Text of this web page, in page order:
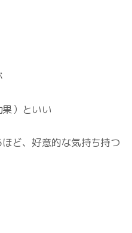
）といい
ど、好意的な気持ち持つ